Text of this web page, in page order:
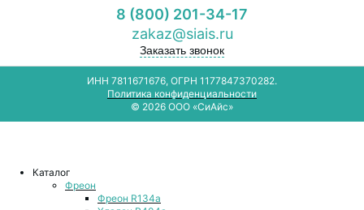
8 (800) 201-34-17
zakaz@siais.ru
Заказать звонок
ИНН 7811671676, ОГРН 1177847370282.
Политика конфиденциальности
© 2026 ООО «СиАйс»
Каталог
Фреон
Фреон R134a